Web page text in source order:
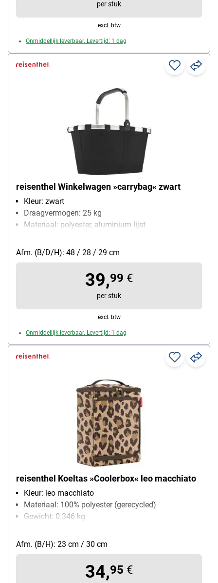
per stuk
excl. btw
Onmiddellijk leverbaar. Levertijd: 1 dag
reisenthel Winkelwagen »carrybag« zwart
Kleur: zwart
Draagvermogen: 25 kg
Materiaal: polyester, aluminium lijst
stevige bodem en aan de binnenkant een extra klein
vakje met ritssluiting
Afm. (B/D/H): 48 / 28 / 29 cm
39,99 €
per stuk
excl. btw
Onmiddellijk leverbaar. Levertijd: 1 dag
reisenthel Koeltas »Coolerbox« leo macchiato
Kleur: leo macchiato
Materiaal: 100% polyester (gerecycled)
Gewicht: 0.346 kg
Afm. (B/H): 23 cm / 30 cm
34,95 €